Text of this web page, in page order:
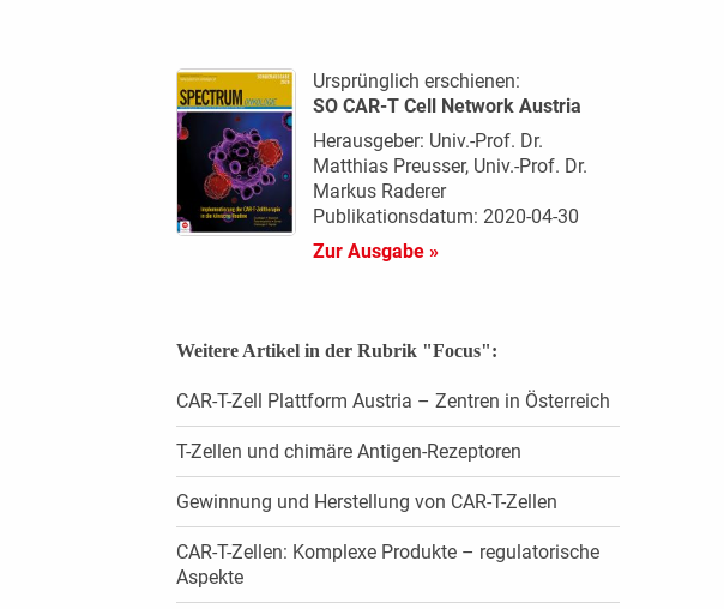
Ursprünglich erschienen:
SO CAR-T Cell Network Austria
Herausgeber: Univ.-Prof. Dr.
Matthias Preusser, Univ.-Prof. Dr.
Markus Raderer
Publikationsdatum: 2020-04-30
Zur Ausgabe »
Weitere Artikel in der Rubrik "Focus":
CAR-T-Zell Plattform Austria – Zentren in Österreich
T-Zellen und chimäre Antigen-Rezeptoren
Gewinnung und Herstellung von CAR-T-Zellen
CAR-T-Zellen: Komplexe Produkte – regulatorische
Aspekte